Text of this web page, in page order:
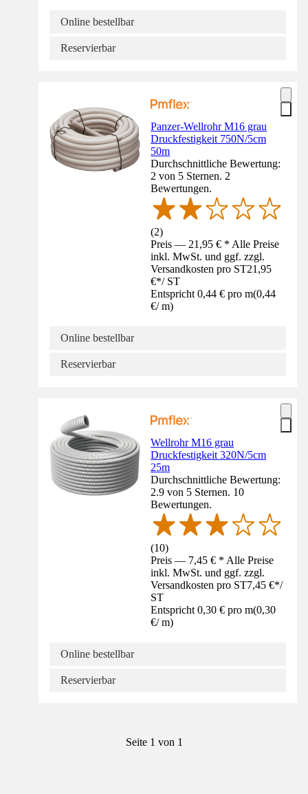
Online bestellbar
Reservierbar
Panzer-Wellrohr M16 grau
Druckfestigkeit 750N/5cm
50m
Durchschnittliche Bewertung:
2 von 5 Sternen. 2
Bewertungen.
(2)
Preis — 21,95 € * Alle Preise
inkl. MwSt. und ggf. zzgl.
Versandkosten pro ST21,95
€*/ ST
Entspricht 0,44 € pro m(0,44
€/ m)
Online bestellbar
Reservierbar
Wellrohr M16 grau
Druckfestigkeit 320N/5cm
25m
Durchschnittliche Bewertung:
2.9 von 5 Sternen. 10
Bewertungen.
(10)
Preis — 7,45 € * Alle Preise
inkl. MwSt. und ggf. zzgl.
Versandkosten pro ST7,45 €*/
ST
Entspricht 0,30 € pro m(0,30
€/ m)
Online bestellbar
Reservierbar
Seite 1 von 1